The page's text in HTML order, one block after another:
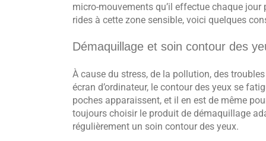
micro-mouvements qu’il effectue chaque
rides à cette zone sensible, voici quelques
Démaquillage et soin contour des
À cause du stress, de la pollution, des
écran d’ordinateur, le contour des yeux se
poches apparaissent, et il en est de même
toujours choisir le produit de démaquillage
régulièrement un soin contour des yeux.